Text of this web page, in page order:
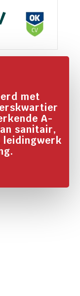
met
A-
sanitair,
leidingwerk